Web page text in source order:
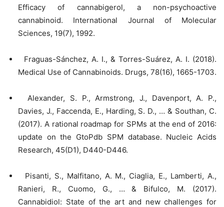
Efficacy of cannabigerol, a non-psychoactive
cannabinoid. International Journal of Molecular
Sciences, 19(7), 1992.
Fraguas-Sánchez, A. I., & Torres-Suárez, A. I. (2018).
Medical Use of Cannabinoids. Drugs, 78(16), 1665-1703.
Alexander, S. P., Armstrong, J., Davenport, A. P.,
Davies, J., Faccenda, E., Harding, S. D., … & Southan, C.
(2017). A rational roadmap for SPMs at the end of 2016:
update on the GtoPdb SPM database. Nucleic Acids
Research, 45(D1), D440-D446.
Pisanti, S., Malfitano, A. M., Ciaglia, E., Lamberti, A.,
Ranieri, R., Cuomo, G., … & Bifulco, M. (2017).
Cannabidiol: State of the art and new challenges for